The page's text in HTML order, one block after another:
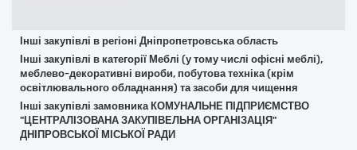
Інші закупівлі в регіоні Дніпропетровська область
Інші закупівлі в категорії Меблі (у тому числі офісні меблі),
меблево-декоративні вироби, побутова техніка (крім
освітлювального обладнання) та засоби для чищення
Інші закупівлі замовника КОМУНАЛЬНЕ ПІДПРИЄМСТВО
"ЦЕНТРАЛІЗОВАНА ЗАКУПІВЕЛЬНА ОРГАНІЗАЦІЯ"
ДНІПРОВСЬКОЇ МІСЬКОЇ РАДИ